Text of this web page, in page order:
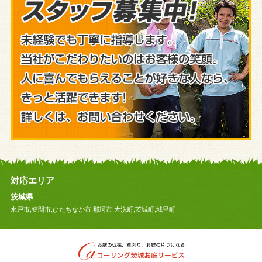
対応エリア
茨城県
水戸市,笠間市,ひたちなか市,那珂市,大洗町,茨城町,城里町